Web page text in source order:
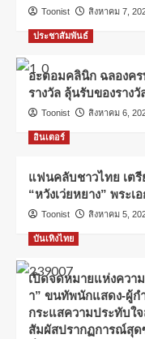
Toonist สิงหาคม 7,
ประชาสัมพันธ์
อะตอมคลินิก ฉลองค
รางวัล ลุ้นรับของราง
Toonist สิงหาคม 6,
อินเตอร์
แฟนคลับชาวไทย เต
“หวังเว่ยหยาง” พระ
Toonist สิงหาคม 5,
บันเทิงไทย
เปิดจดหมายแห่งควา
า” ขนทัพนักแสดง-ผู้ก
กระแสความประทับใ
สัมผัสปรากฏการณ์สุด